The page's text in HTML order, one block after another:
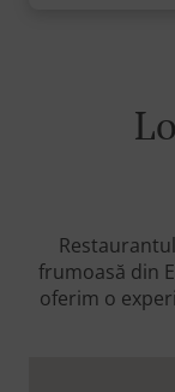
frumoasă din
oferim o